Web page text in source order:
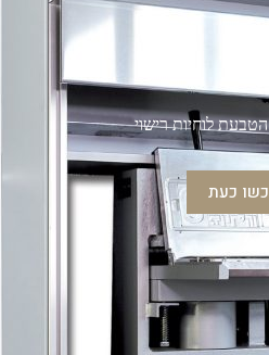
לוחיות רישוי
כעת